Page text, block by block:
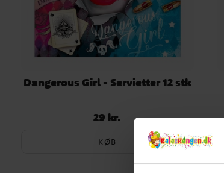
Dangerous Girl - Servietter 12 stk
Pris: 29 kr.
29 kr.
KØB